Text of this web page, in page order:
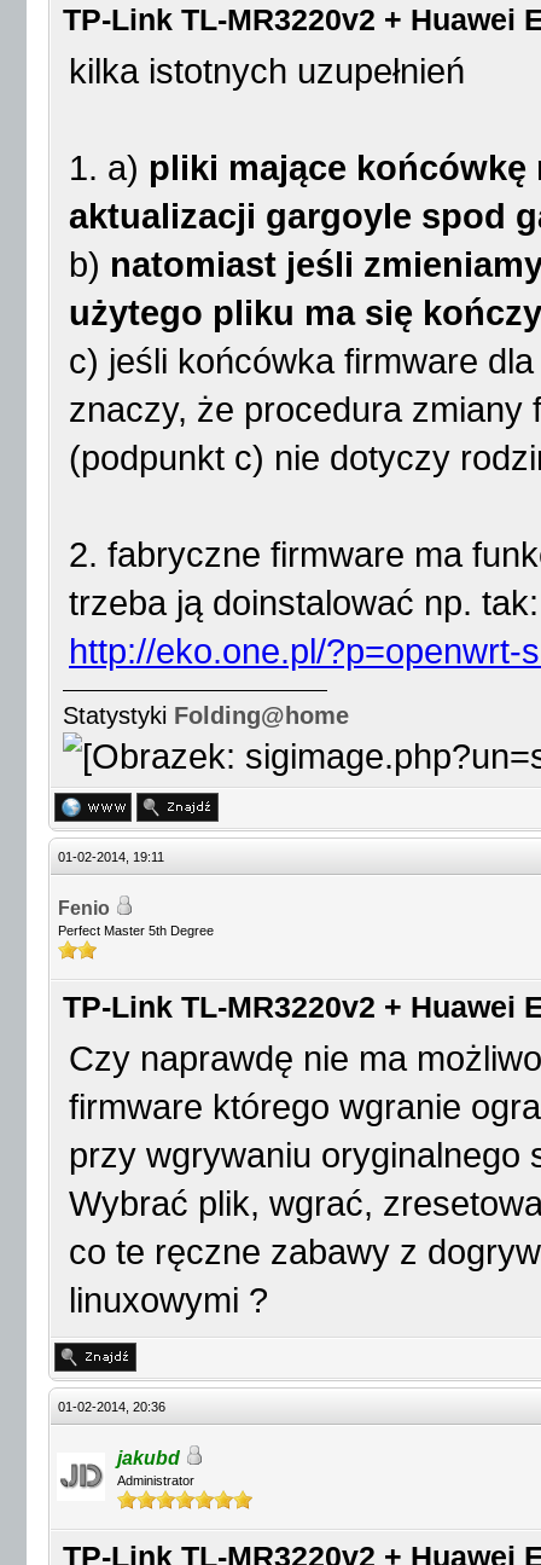
TP-Link TL-MR3220v2 + Huawei
kilka istotnych uzupełnień
1. a) pliki mające końcówkę
aktualizacji gargoyle spod
b) natomiast jeśli
użytego pliku ma się
c) jeśli końcówka firmware
znaczy, że procedura zmiany
(podpunkt c) nie dotyczy
2. fabryczne firmware ma
trzeba ją doinstalować np. tak:
http://eko.one.pl/?p=openwrt-
Statystyki Folding@home
01-02-2014, 19:11
Fenio
Perfect Master 5th Degree
TP-Link TL-MR3220v2 + Huawei
Czy naprawdę nie ma
firmware którego wgranie
przy wgrywaniu oryginalnego
Wybrać plik, wgrać,
co te ręczne zabawy z
linuxowymi ?
01-02-2014, 20:36
jakubd
Administrator
TP-Link TL-MR3220v2 + Huawei